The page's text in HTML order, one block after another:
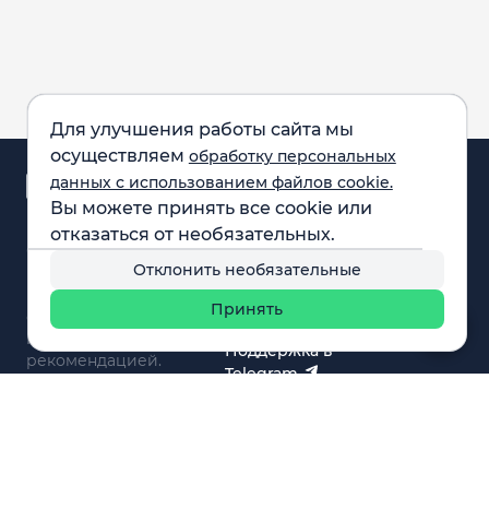
Для улучшения работы сайта мы
осуществляем обработку персональных
данных с использованием файлов cookie.
Вы можете принять все cookie или
отказаться от необязательных.
Отклонить необязательные
Принять
Обращаем внимание:
все материалы,
представленные на
сайте, не являются
инвестиционной
рекомендацией.
Аналитика и
новости
Карта рынка
Компании
F.A.Q.
Обучение
Вебинары
О нас
Поддержка в
Telegram